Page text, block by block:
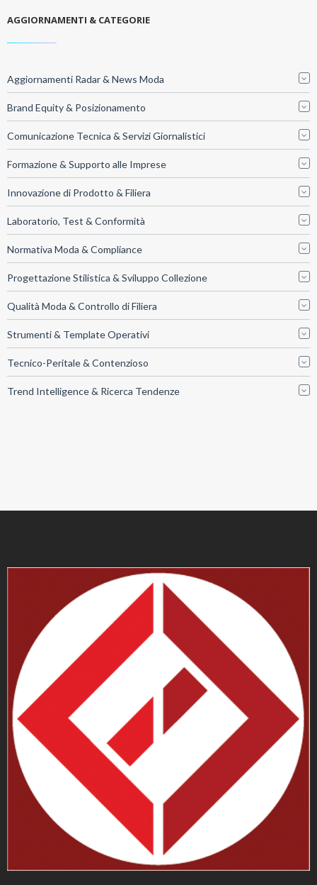
AGGIORNAMENTI & CATEGORIE
Aggiornamenti Radar & News Moda
Brand Equity & Posizionamento
Comunicazione Tecnica & Servizi Giornalistici
Formazione & Supporto alle Imprese
Innovazione di Prodotto & Filiera
Laboratorio, Test & Conformità
Normativa Moda & Compliance
Progettazione Stilistica & Sviluppo Collezione
Qualità Moda & Controllo di Filiera
Strumenti & Template Operativi
Tecnico-Peritale & Contenzioso
Trend Intelligence & Ricerca Tendenze